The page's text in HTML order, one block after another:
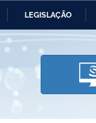
LEGISLAÇÃO